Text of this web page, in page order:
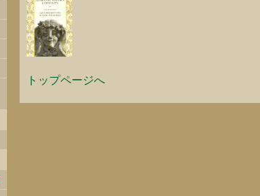
トップページへ